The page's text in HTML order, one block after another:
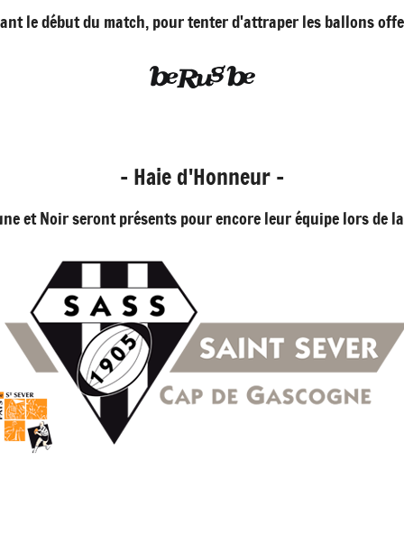
le début du match, pour tenter d'attraper les ballons
- Haie d'Honneur -
et Noir seront présents pour encore leur équipe lors de